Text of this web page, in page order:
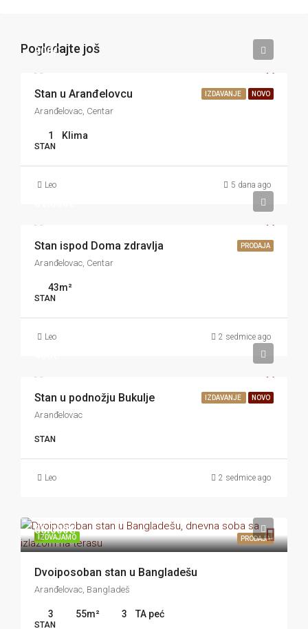
Pogledajte još
IZDAVANJE NOVO
300€
Stan u Aranđelovcu
Aranđelovac, Centar
1 Klima
STAN
Leo 5 dana ago
PRODAJA
Stan ispod Doma zdravlja
Aranđelovac, Centar
43m²
STAN
Leo 2 sedmice ago
IZDAVANJE NOVO
Stan u podnožju Bukulje
Aranđelovac
STAN
Leo 2 sedmice ago
IZDVAJAMO PRODAJA
66.000€
Dvoiposoban stan u Bangladešu
Aranđelovac, Bangladeš
3 55m² 3 TA peć
STAN